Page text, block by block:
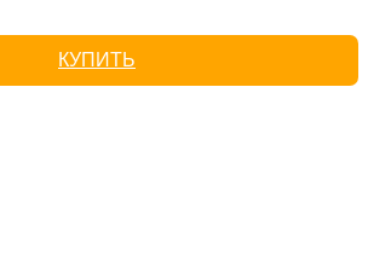
КУПИТЬ